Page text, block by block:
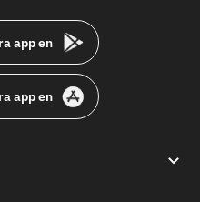
app en
app en